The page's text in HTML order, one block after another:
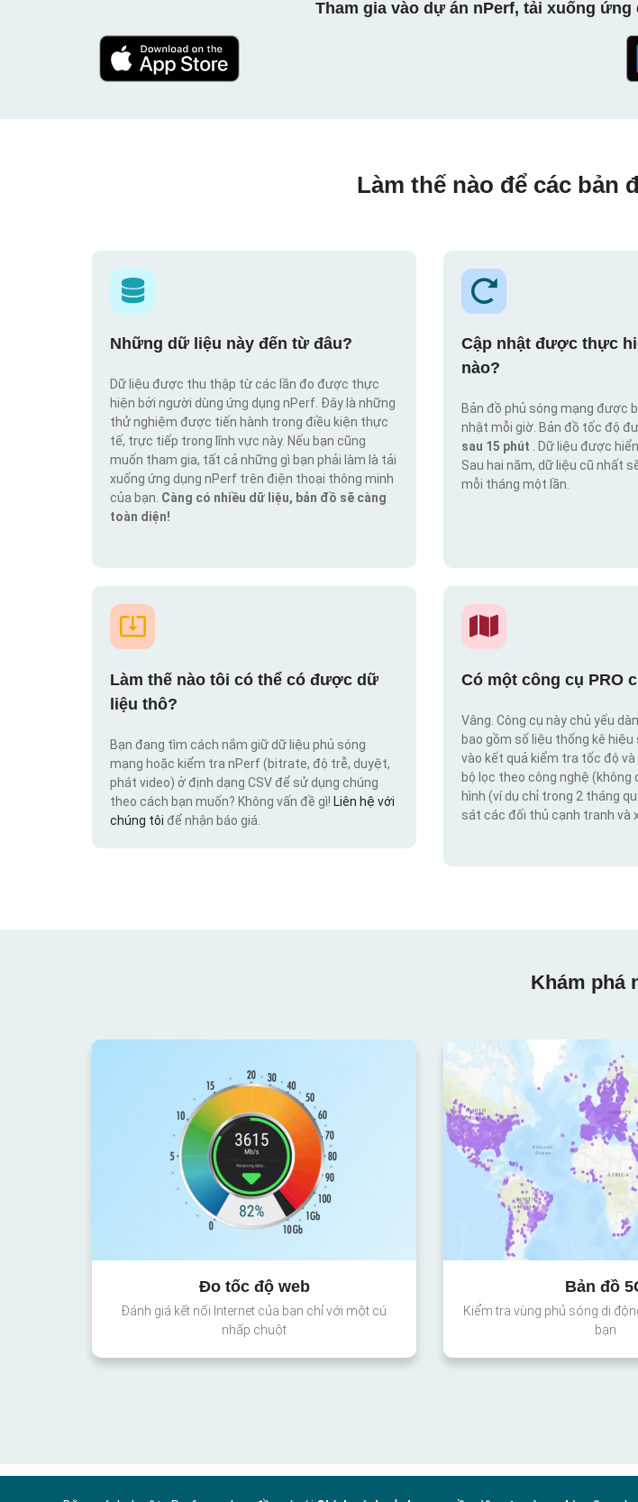
Tham gia vào dự án nPerf, tải xuống
Làm thế nào để các bản
Những dữ liệu này đến từ đâu?
Dữ liệu được thu thập từ các lần đo được thực
hiện bởi người dùng ứng dụng nPerf. Đây là những
thử nghiệm được tiến hành trong điều kiện thực
tế, trực tiếp trong lĩnh vực này. Nếu bạn cũng
muốn tham gia, tất cả những gì bạn phải làm là tải
xuống ứng dụng nPerf trên điện thoại thông minh
của bạn. Càng có nhiều dữ liệu, bản đồ sẽ càng
toàn diện!
Cập nhật được thực
nào?
Bản đồ phủ sóng mạng được
nhật mỗi giờ. Bản đồ tốc độ
sau 15 phút
. Dữ liệu được
Sau hai năm, dữ liệu cũ nhất
mỗi tháng một lần.
Làm thế nào tôi có thể có được dữ
liệu thô?
Bạn đang tìm cách nắm giữ dữ liệu phủ sóng
mạng hoặc kiểm tra nPerf (bitrate, độ trễ, duyệt,
phát video) ở định dạng CSV để sử dụng chúng
theo cách bạn muốn? Không vấn đề gì! Liên hệ với
chúng tôi để nhận báo giá.
Có một công cụ PRO
Vâng. Công cụ này chủ yếu
bao gồm số liệu thống kê
vào kết quả kiểm tra tốc độ
bộ lọc theo công nghệ (không
hình (ví dụ chỉ trong 2 tháng
sát các đối thủ cạnh tranh và
Khám phá
Đo tốc độ web
Đánh giá kết nối Internet của bạn chỉ với một cú
nhấp chuột
Bản đồ
Kiểm tra vùng phủ sóng di
bạn